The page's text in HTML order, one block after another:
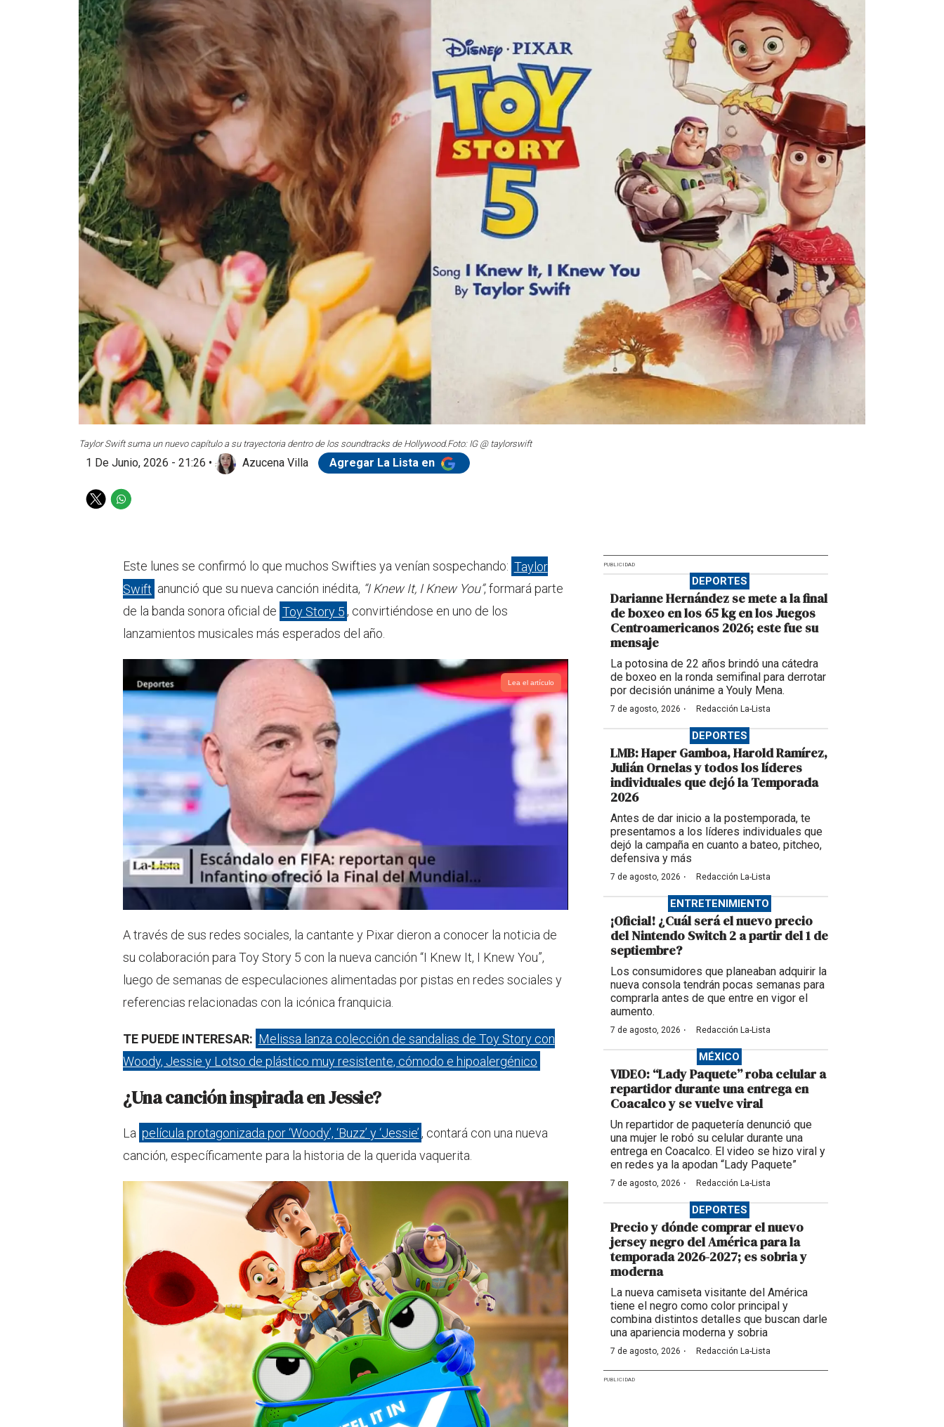
Taylor Swift suma un nuevo capítulo a su trayectoria dentro de los soundtracks de Hollywood.Foto: IG @ taylorswift
1 De Junio, 2026 - 21:26 • Azucena Villa Agregar La Lista en
T
W
s
a
p
p
Este lunes se confirmó lo que muchos Swifties ya venían sospechando: Taylor
Swift anunció que su nueva canción inédita, “I Knew It, I Knew You”, formará parte
de la banda sonora oficial de Toy Story 5, convirtiéndose en uno de los
lanzamientos musicales más esperados del año.
Lea el artículo
A través de sus redes sociales, la cantante y Pixar dieron a conocer la noticia de
su colaboración para Toy Story 5 con la nueva canción “I Knew It, I Knew You”,
luego de semanas de especulaciones alimentadas por pistas en redes sociales y
referencias relacionadas con la icónica franquicia.
TE PUEDE INTERESAR: Melissa lanza colección de sandalias de Toy Story con
Woody, Jessie y Lotso de plástico muy resistente, cómodo e hipoalergénico
¿Una canción inspirada en Jessie?
La película protagonizada por ‘Woody’, ‘Buzz’ y ‘Jessie’, contará con una nueva
canción, específicamente para la historia de la querida vaquerita.
PUBLICIDAD
DEPORTES
Darianne Hernández se mete a la final
de boxeo en los 65 kg en los Juegos
Centroamericanos 2026; este fue su
mensaje
La potosina de 22 años brindó una cátedra
de boxeo en la ronda semifinal para derrotar
por decisión unánime a Youly Mena.
7 de agosto, 2026 · Redacción La-Lista
DEPORTES
LMB: Haper Gamboa, Harold Ramírez,
Julián Ornelas y todos los líderes
individuales que dejó la Temporada
2026
Antes de dar inicio a la postemporada, te
presentamos a los líderes individuales que
dejó la campaña en cuanto a bateo, pitcheo,
defensiva y más
7 de agosto, 2026 · Redacción La-Lista
ENTRETENIMIENTO
¡Oficial! ¿Cuál será el nuevo precio
del Nintendo Switch 2 a partir del 1 de
septiembre?
Los consumidores que planeaban adquirir la
nueva consola tendrán pocas semanas para
comprarla antes de que entre en vigor el
aumento.
7 de agosto, 2026 · Redacción La-Lista
MÉXICO
VIDEO: “Lady Paquete” roba celular a
repartidor durante una entrega en
Coacalco y se vuelve viral
Un repartidor de paquetería denunció que
una mujer le robó su celular durante una
entrega en Coacalco. El video se hizo viral y
en redes ya la apodan “Lady Paquete”
7 de agosto, 2026 · Redacción La-Lista
DEPORTES
Precio y dónde comprar el nuevo
jersey negro del América para la
temporada 2026-2027; es sobria y
moderna
La nueva camiseta visitante del América
tiene el negro como color principal y
combina distintos detalles que buscan darle
una apariencia moderna y sobria
7 de agosto, 2026 · Redacción La-Lista
PUBLICIDAD